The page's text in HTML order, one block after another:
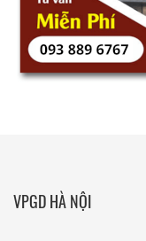
VPGD HÀ NỘI